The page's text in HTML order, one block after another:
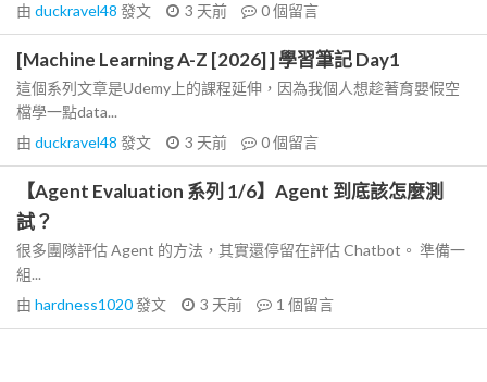
由 duckravel48 發文 3 天前 0個留言
[Machine Learning A-Z [2026] ] 學習筆記 Day1
這個系列文章是Udemy上的課程延伸，因為我個人想趁著育嬰假空
檔學一點data...
由 duckravel48 發文 3 天前 0個留言
【Agent Evaluation 系列 1/6】Agent 到底該怎麼測
試？
很多團隊評估 Agent 的方法，其實還停留在評估 Chatbot。 準備一
組...
由 hardness1020發文 3 天前 1 個留言